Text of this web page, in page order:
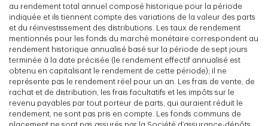
au rendement total annuel composé historique pour la période
indiquée et ils tiennent compte des variations de la valeur des parts
et du réinvestissement des distributions. Les taux de rendement
mentionnés pour les fonds du marché monétaire correspondent au
rendement historique annualisé basé sur la période de sept jours
terminée à la date précisée (le rendement effectif annualisé est
obtenu en capitalisant le rendement de cette période); il ne
représente pas le rendement réel pour un an. Les frais de vente, de
rachat et de distribution, les frais facultatifs et les impôts sur le
revenu payables par tout porteur de parts, qui auraient réduit le
rendement, ne sont pas pris en compte. Les fonds communs de
placement ne sont pas assurés par la Société d’assurance-dépôts